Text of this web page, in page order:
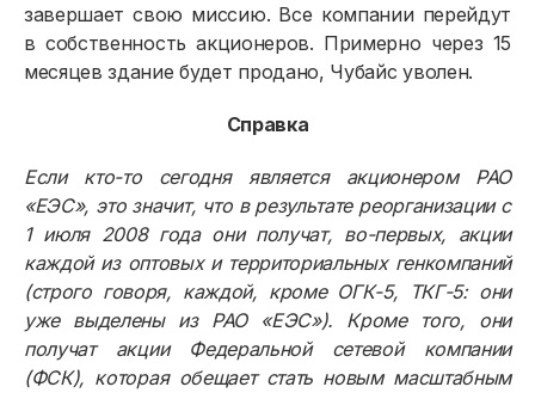
завершает свою миссию. Все компании перейдут
в собственность акционеров. Примерно через 15
месяцев здание будет продано, Чубайс уволен.
Справка
Если кто-то сегодня является акционером РАО
«ЕЭС», это значит, что в результате реорганизации с
1 июля 2008 года они получат, во-первых, акции
каждой из оптовых и территориальных генкомпаний
(строго говоря, каждой, кроме ОГК-5, ТКГ-5: они
уже выделены из РАО «ЕЭС»). Кроме того, они
получат акции Федеральной сетевой компании
(ФСК), которая обещает стать новым масштабным